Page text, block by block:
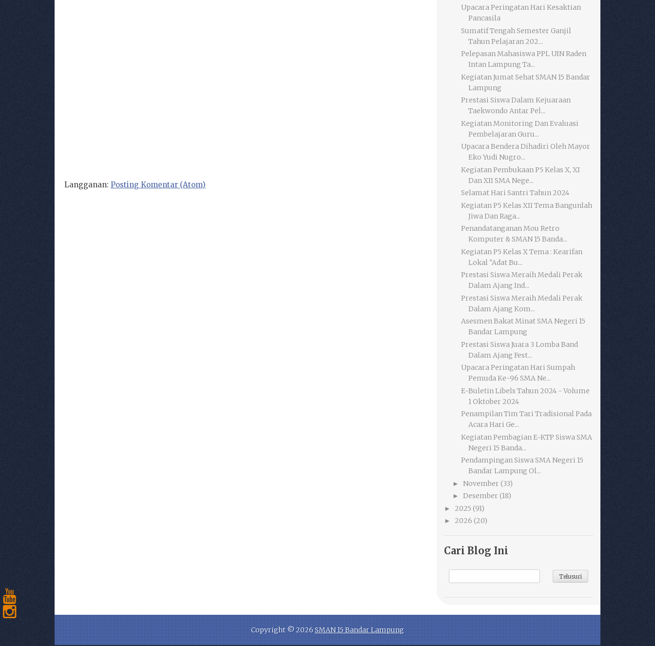
Langganan: Posting Komentar (Atom)
Upacara Peringatan Hari Kesaktian
Pancasila
Sumatif Tengah Semester Ganjil
Tahun Pelajaran 202...
Pelepasan Mahasiswa PPL UIN Raden
Intan Lampung Ta...
Kegiatan Jumat Sehat SMAN 15 Bandar
Lampung
Prestasi Siswa Dalam Kejuaraan
Taekwondo Antar Pel...
Kegiatan Monitoring Dan Evaluasi
Pembelajaran Guru...
Upacara Bendera Dihadiri Oleh Mayor
Eko Yudi Nugro...
Kegiatan Pembukaan P5 Kelas X, XI
Dan XII SMA Nege...
Selamat Hari Santri Tahun 2024
Kegiatan P5 Kelas XII Tema Bangunlah
Jiwa Dan Raga...
Penandatanganan Mou Retro
Komputer & SMAN 15 Banda...
Kegiatan P5 Kelas X Tema : Kearifan
Lokal "Adat Bu...
Prestasi Siswa Meraih Medali Perak
Dalam Ajang Ind...
Prestasi Siswa Meraih Medali Perak
Dalam Ajang Kom...
Asesmen Bakat Minat SMA Negeri 15
Bandar Lampung
Prestasi Siswa Juara 3 Lomba Band
Dalam Ajang Fest...
Upacara Peringatan Hari Sumpah
Pemuda Ke-96 SMA Ne...
E-Buletin Libels Tahun 2024 - Volume
1 Oktober 2024
Penampilan Tim Tari Tradisional Pada
Acara Hari Ge...
Kegiatan Pembagian E-KTP Siswa SMA
Negeri 15 Banda...
Pendampingan Siswa SMA Negeri 15
Bandar Lampung Ol...
► November (33)
► Desember (18)
► 2025 (91)
► 2026 (20)
Cari Blog Ini
Copyright ©2026SMAN 15 Bandar Lampung